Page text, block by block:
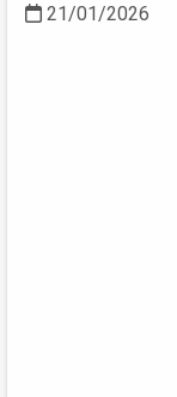
21/01/2026